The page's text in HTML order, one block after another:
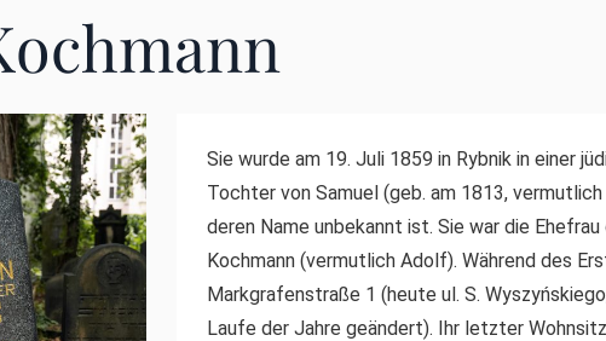
Sie wurde am 19. Juli 1859 in Rybnik in einer
Tochter von Samuel (geb. am 1813,
deren Name unbekannt ist. Sie war die
Kochmann (vermutlich Adolf). Während des
Markgrafenstraße 1 (heute ul. S.
Laufe der Jahre geändert). Ihr letzter